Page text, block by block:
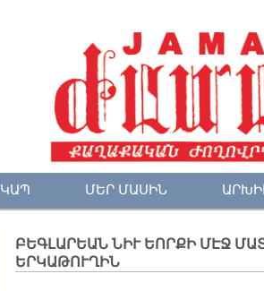
ԿԱՊ ՄԵՐ ՄԱՍԻՆ
ԲԵԳԼԱՐԵԱՆ ՆԻՒ ԵՈՐՔԻ ՄԷՋ
ԵՐԿԱԹՈՒՂԻՆ